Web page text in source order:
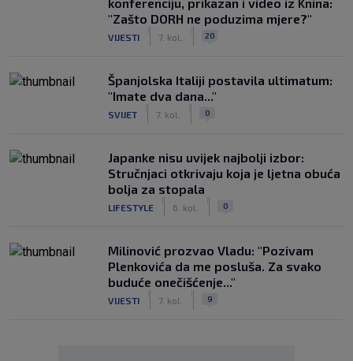
"Zašto DORH ne poduzima mjere?"
VIJESTI 7. kol. 20
Španjolska Italiji postavila ultimatum:
"Imate dva dana..."
SVIJET 7. kol. 0
Japanke nisu uvijek najbolji izbor:
Stručnjaci otkrivaju koja je ljetna obuća
bolja za stopala
LIFESTYLE 6. kol. 0
Milinović prozvao Vladu: "Pozivam
Plenkovića da me posluša. Za svako
buduće onečišćenje..."
VIJESTI 7. kol. 9